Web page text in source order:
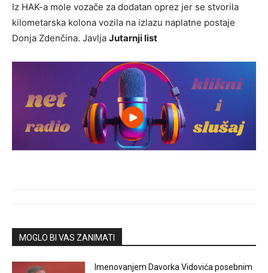
Iz HAK-a mole vozače za dodatan oprez jer se stvorila
kilometarska kolona vozila na izlazu naplatne postaje
Donja Zdenčina. Javlja Jutarnji list
MOGLO BI VAS ZANIMATI
Imenovanjem Davorka Vidovića posebnim